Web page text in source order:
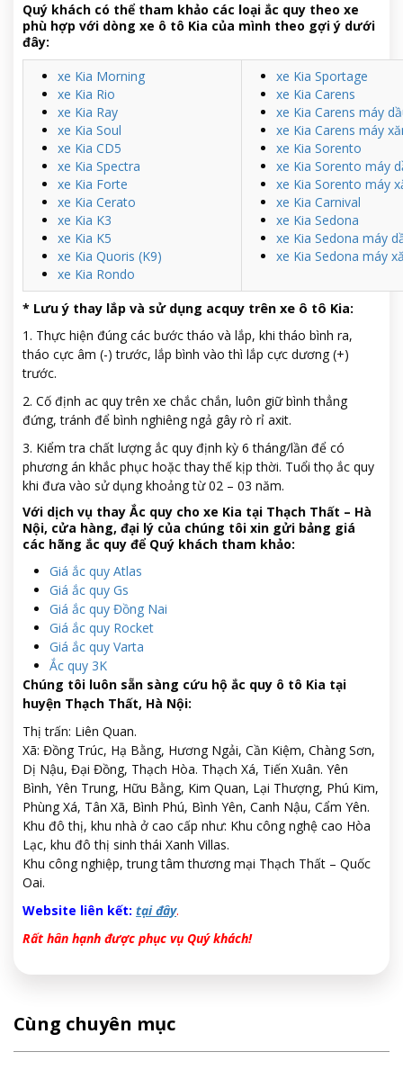
Quý khách có thể tham khảo các loại ắc quy theo xe
phù hợp với dòng xe ô tô Kia của mình theo gợi ý dưới
đây:
xe Kia Morning
xe Kia Rio
xe Kia Ray
xe Kia Soul
xe Kia CD5
xe Kia Spectra
xe Kia Forte
xe Kia Cerato
xe Kia K3
xe Kia K5
xe Kia Quoris (K9)
xe Kia Rondo
xe Kia Sportage
xe Kia Carens
xe Kia Carens máy
xe Kia Carens máy
xe Kia Sorento
xe Kia Sorento máy
xe Kia Sorento máy
xe Kia Carnival
xe Kia Sedona
xe Kia Sedona máy
xe Kia Sedona máy
* Lưu ý thay lắp và sử dụng acquy trên xe ô tô Kia:
1. Thực hiện đúng các bước tháo và lắp, khi tháo bình ra,
tháo cực âm (-) trước, lắp bình vào thì lắp cực dương (+)
trước.
2. Cố định ac quy trên xe chắc chắn, luôn giữ bình thẳng
đứng, tránh để bình nghiêng ngả gây rò rỉ axit.
3. Kiểm tra chất lượng ắc quy định kỳ 6 tháng/lần để có
phương án khắc phục hoặc thay thế kịp thời. Tuổi thọ ắc quy
khi đưa vào sử dụng khoảng từ 02 – 03 năm.
Với dịch vụ thay Ắc quy cho xe Kia tại Thạch Thất – Hà
Nội, cửa hàng, đại lý của chúng tôi xin gửi bảng giá
các hãng ắc quy để Quý khách tham khảo:
Giá ắc quy Atlas
Giá ắc quy Gs
Giá ắc quy Đồng Nai
Giá ắc quy Rocket
Giá ắc quy Varta
Ắc quy 3K
Chúng tôi luôn sẵn sàng cứu hộ ắc quy ô tô Kia tại
huyện Thạch Thất, Hà Nội:
Thị trấn: Liên Quan.
Xã: Đồng Trúc, Hạ Bằng, Hương Ngải, Cần Kiệm, Chàng Sơn,
Dị Nậu, Đại Đồng, Thạch Hòa. Thạch Xá, Tiến Xuân. Yên
Bình, Yên Trung, Hữu Bằng, Kim Quan, Lại Thượng, Phú Kim,
Phùng Xá, Tân Xã, Bình Phú, Bình Yên, Canh Nậu, Cẩm Yên.
Khu đô thị, khu nhà ở cao cấp như: Khu công nghệ cao Hòa
Lạc, khu đô thị sinh thái Xanh Villas.
Khu công nghiệp, trung tâm thương mại Thạch Thất – Quốc
Oai.
Website liên kết: tại đây.
Rất hân hạnh được phục vụ Quý khách!
Cùng chuyên mục